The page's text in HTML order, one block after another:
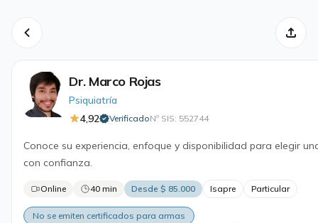
Dr. Marco Rojas
Psiquiatría
4,92
VerificadoNº SIS: 552744·
Conoce su experiencia, enfoque y disponibilidad para elegir
con confianza.
Online 40 min Desde $ 85.000 Isapre Particular
No se emiten certificados para armas